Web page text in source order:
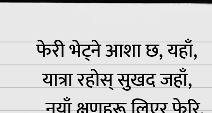
फेरी भेट्ने आशा छ, यहाँ,
यात्रा रहोस् सुखद जहाँ,